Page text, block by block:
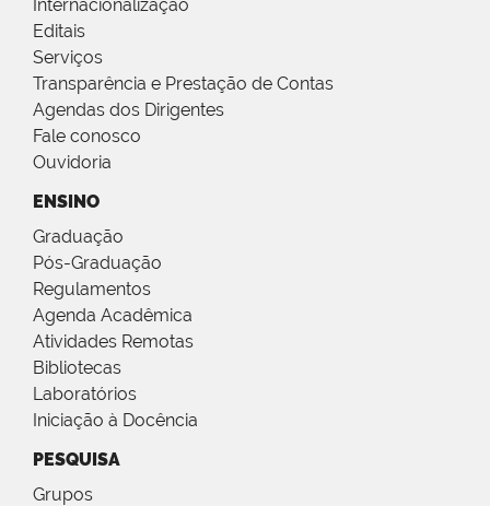
Internacionalização
Editais
Serviços
Transparência e Prestação de Contas
Agendas dos Dirigentes
Fale conosco
Ouvidoria
ENSINO
Graduação
Pós-Graduação
Regulamentos
Agenda Acadêmica
Atividades Remotas
Bibliotecas
Laboratórios
Iniciação à Docência
PESQUISA
Grupos